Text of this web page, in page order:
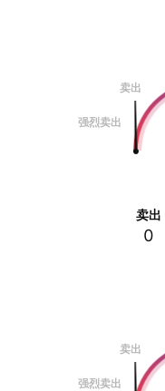
卖出
强烈卖出
卖出
强烈卖出
卖出
0